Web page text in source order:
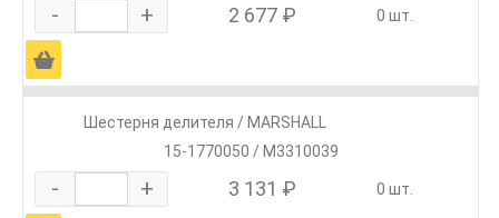
- + 2 677 ₽ 0 шт.
Ä
Шестерня делителя / MARSHALL
15-1770050 / M3310039
- + 3 131 ₽ 0 шт.